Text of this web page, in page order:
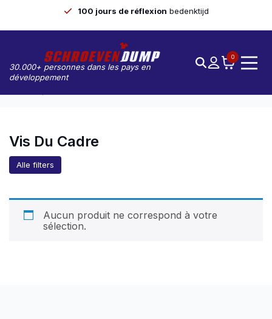
100 jours de réflexion bedenktijd
30.000+ personnes dans les pays en
développement
0
Vis Du Cadre
Alle filters
Aucun produit ne correspond à votre
sélection.